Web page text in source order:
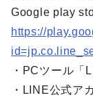
Google play
https://
・PCツール「
・LINE公式ア